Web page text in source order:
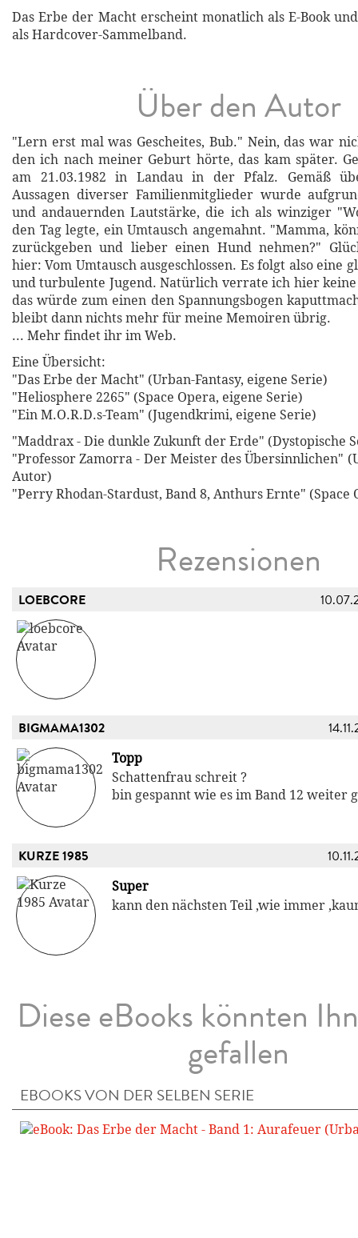
Das Erbe der Macht erscheint monatlich als E-Book
als Hardcover-Sammelband.
Über den Autor
"Lern erst mal was Gescheites, Bub." Nein, das war
den ich nach meiner Geburt hörte, das kam später.
am 21.03.1982 in Landau in der Pfalz. Gemäß
Aussagen diverser Familienmitglieder wurde
und andauernden Lautstärke, die ich als winziger
den Tag legte, ein Umtausch angemahnt. "Mamma,
zurückgeben und lieber einen Hund nehmen?"
hier: Vom Umtausch ausgeschlossen. Es folgt also eine
und turbulente Jugend. Natürlich verrate ich hier
das würde zum einen den Spannungsbogen
bleibt dann nichts mehr für meine Memoiren übrig.
... Mehr findet ihr im Web.
Eine Übersicht:
"Das Erbe der Macht" (Urban-Fantasy, eigene Serie)
"Heliosphere 2265" (Space Opera, eigene Serie)
"Ein M.O.R.D.s-Team" (Jugendkrimi, eigene Serie)
"Maddrax - Die dunkle Zukunft der Erde" (Dystopische
"Professor Zamorra - Der Meister des Übersinnlichen"
Autor)
"Perry Rhodan-Stardust, Band 8, Anthurs Ernte" (Space
Rezensionen
LOEBCORE
BIGMAMA1302
Topp
Schattenfrau schreit ?
bin gespannt wie es im Band 12 weiter
KURZE 1985
Super
kann den nächsten Teil ,wie immer
Diese eBooks könnten
gefallen
EBOOKS VON DER SELBEN SERIE